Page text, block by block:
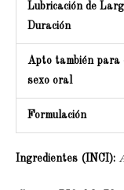
Lubricación de
Duración
Apto también para
sexo oral
Formulación
Ingredientes (INCI):